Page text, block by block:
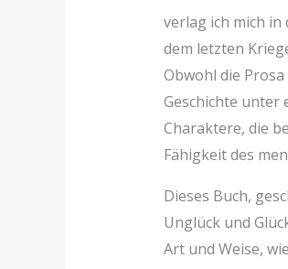
verlag ich mich in
dem letzten
Obwohl die
Geschichte unter
Charaktere, die
Fähigkeit des
Dieses Buch,
Unglück und
Art und Weise,